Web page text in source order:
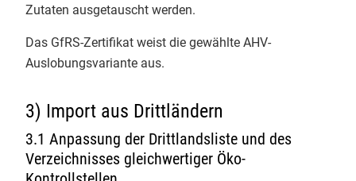
29.07.2026
Die Integrität der gesamten Bio-
Wertschöpfungskette im Fokus. 🌍
Info-Service 1/2020
EmpCo-Richtlinie
Termine
Bio-Links
Zutaten ausgetauscht werden.
Das GfRS-Zertifikat weist die gewählte AHV-
Auslobungsvariante aus.
3) Import aus Drittländern
3.1 Anpassung der Drittlandsliste und des
Verzeichnisses gleichwertiger Öko-